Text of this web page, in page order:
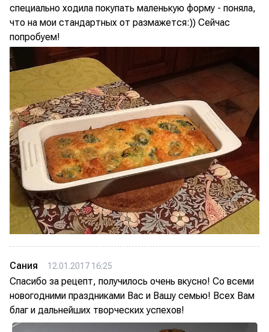
специально ходила покупать маленькую форму - поняла,
что на мои стандартных от размажется:)) Сейчас
попробуем!
Сания 12.01.2017 16:25
Спасибо за рецепт, получилось очень вкусно! Со всеми
новогодними праздниками Вас и Вашу семью! Всех Вам
благ и дальнейших творческих успехов!